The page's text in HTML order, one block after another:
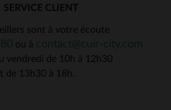
SERVICE CLIENT
sont à votre écoute
ou à
vendredi de 10h à 12h30
de 13h30 à 18h.